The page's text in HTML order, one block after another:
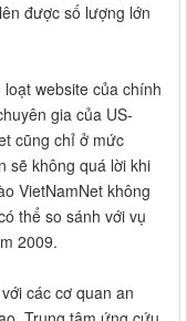
được số lượng lớn
website của chính
gia của US-
cũng chỉ ở mức
sẽ không quá lời khi
VietNamNet không
thể so sánh với vụ
2009.
các cơ quan an